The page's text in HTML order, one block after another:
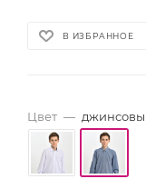
В ИЗБРАННОЕ
Цвет —